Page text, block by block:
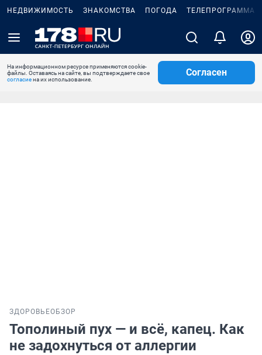
НЕДВИЖИМОСТЬ ЗНАКОМСТВА ПОГОДА ТЕЛЕПРОГРАММА
На информационном ресурсе применяются cookie-
файлы. Оставаясь на сайте, вы подтверждаете свое
согласиена их использование.
Согласен
ЗДОРОВЬЕОБЗОР
Тополиный пух — и всё, капец. Как
не задохнуться от аллергии